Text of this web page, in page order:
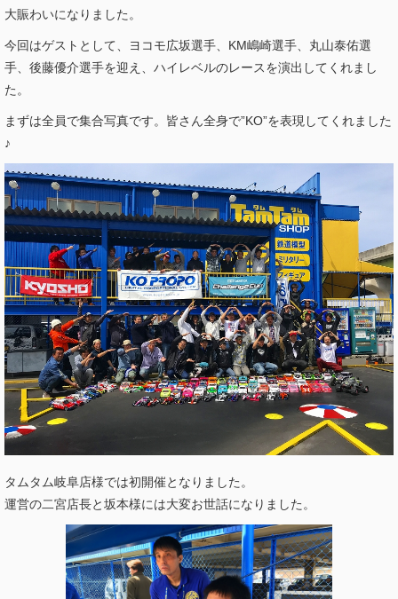
大賑わいになりました。
今回はゲストとして、ヨコモ広坂選手、KM嶋崎選手、丸山泰佑選
手、後藤優介選手を迎え、ハイレベルのレースを演出してくれまし
た。
まずは全員で集合写真です。皆さん全身で”KO”を表現してくれました
♪
タムタム岐阜店様では初開催となりました。
運営の二宮店長と坂本様には大変お世話になりました。